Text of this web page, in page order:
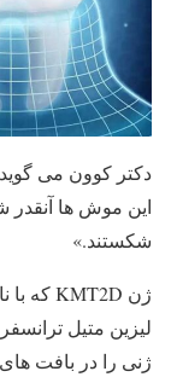
دکتر کوون می
این موش ها آنقدر
شکستند.»
ژنی را در بافت